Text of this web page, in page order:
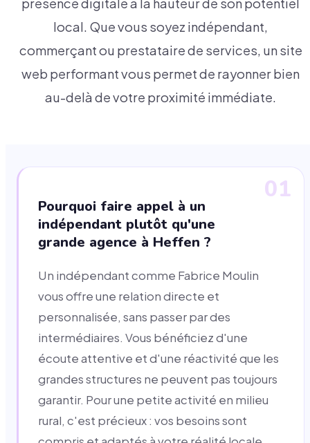
présence digitale à la hauteur de son potentiel
local. Que vous soyez indépendant,
commerçant ou prestataire de services, un site
web performant vous permet de rayonner bien
au-delà de votre proximité immédiate.
01
Pourquoi faire appel à un
indépendant plutôt qu'une
grande agence à Heffen ?
Un indépendant comme Fabrice Moulin
vous offre une relation directe et
personnalisée, sans passer par des
intermédiaires. Vous bénéficiez d'une
écoute attentive et d'une réactivité que les
grandes structures ne peuvent pas toujours
garantir. Pour une petite activité en milieu
rural, c'est précieux : vos besoins sont